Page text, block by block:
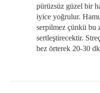
pürüzsüz güzel bir
iyice yoğrulur.
serpilmez çünkü bu
sertleştirecektir.
bez örterek 20-30